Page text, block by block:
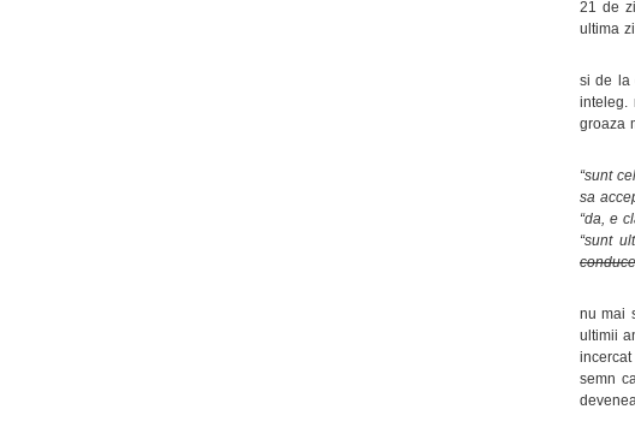
21 de
ultima
si de la
inteleg.
groaza
“sunt
sa
“da, e
“sunt
nu mai
ultimii
semn